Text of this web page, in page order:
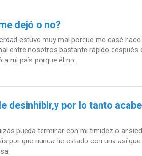
dejó o no?
estuve muy mal porque me casé
entre nosotros bastante rápido después
mi país porque él no...
desinhibir,y por lo tanto
pueda terminar con mi timidez o
por que nunca he estado con una así